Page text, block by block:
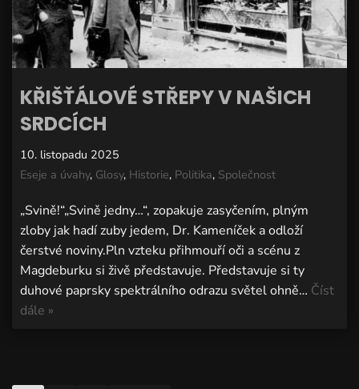
KŘIŠŤÁLOVÉ STŘEPY V NAŠICH
SRDCÍCH
10. listopadu 2025
Eseje a úvahy, Glosy, Historie, Politika, Společnost
„Svině!“„Svině jedny…“, zopakuje zasyčením, plným
zloby jak hadí zuby jedem, Dr. Kameníček a odloží
čerstvé noviny.Pln vzteku přihmouří oči a scénu z
Magdeburku si živě představuje. Představuje si ty
duhové paprsky spektrálního odrazu světel ohně… Číst
dále »